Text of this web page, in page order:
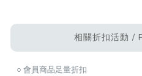
相關折扣活動 /
○ 會員商品足量折扣